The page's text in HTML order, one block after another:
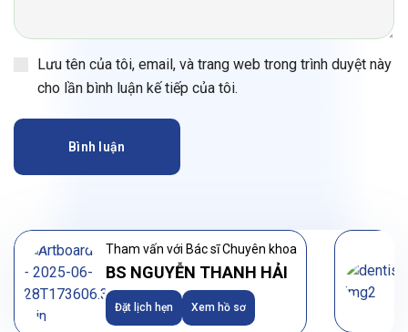
Lưu tên của tôi, email, và trang web trong trình duyệt này
cho lần bình luận kế tiếp của tôi.
Bình luận
Tham vấn với Bác sĩ Chuyên khoa
BS NGUYỄN THANH HẢI
Đặt lịch hẹn Xem hồ sơ